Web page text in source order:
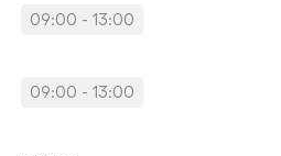
09:00 - 13:00
09:00 - 13:00